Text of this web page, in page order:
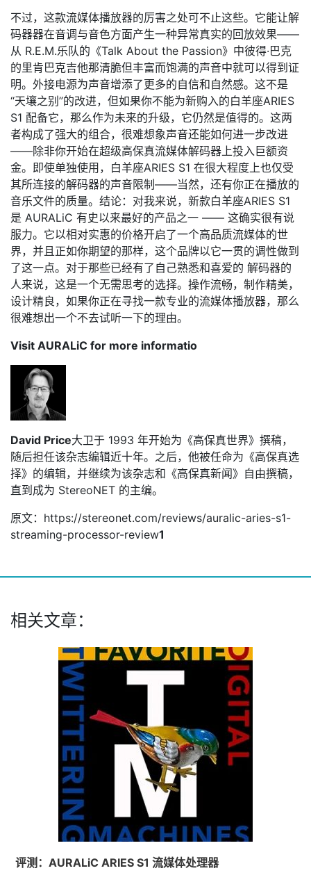
不过，这款流媒体播放器的厉害之处可不止这些。它能让解
码器器在音调与音色方面产生一种异常真实的回放效果——
从 R.E.M.乐队的《Talk About the Passion》中彼得·巴克
的里肯巴克吉他那清脆但丰富而饱满的声音中就可以得到证
明。外接电源为声音增添了更多的自信和自然感。这不是
“天壤之别”的改进，但如果你不能为新购入的白羊座ARIES
S1 配备它，那么作为未来的升级，它仍然是值得的。这两
者构成了强大的组合，很难想象声音还能如何进一步改进
——除非你开始在超级高保真流媒体解码器上投入巨额资
金。即使单独使用，白羊座ARIES S1 在很大程度上也仅受
其所连接的解码器的声音限制——当然，还有你正在播放的
音乐文件的质量。结论：对我来说，新款白羊座ARIES S1
是 AURALiC 有史以来最好的产品之一 —— 这确实很有说
服力。它以相对实惠的价格开启了一个高品质流媒体的世
界，并且正如你期望的那样，这个品牌以它一贯的调性做到
了这一点。对于那些已经有了自己熟悉和喜爱的 解码器的
人来说，这是一个无需思考的选择。操作流畅，制作精美，
设计精良，如果你正在寻找一款专业的流媒体播放器，那么
很难想出一个不去试听一下的理由。
Visit AURALiC for more informatio
David Price大卫于 1993 年开始为《高保真世界》撰稿，
随后担任该杂志编辑近十年。之后，他被任命为《高保真选
择》的编辑，并继续为该杂志和《高保真新闻》自由撰稿，
直到成为 StereoNET 的主编。
原文：https://stereonet.com/reviews/auralic-aries-s1-
streaming-processor-review1
相关文章：
评测：AURALiC ARIES S1 流媒体处理器